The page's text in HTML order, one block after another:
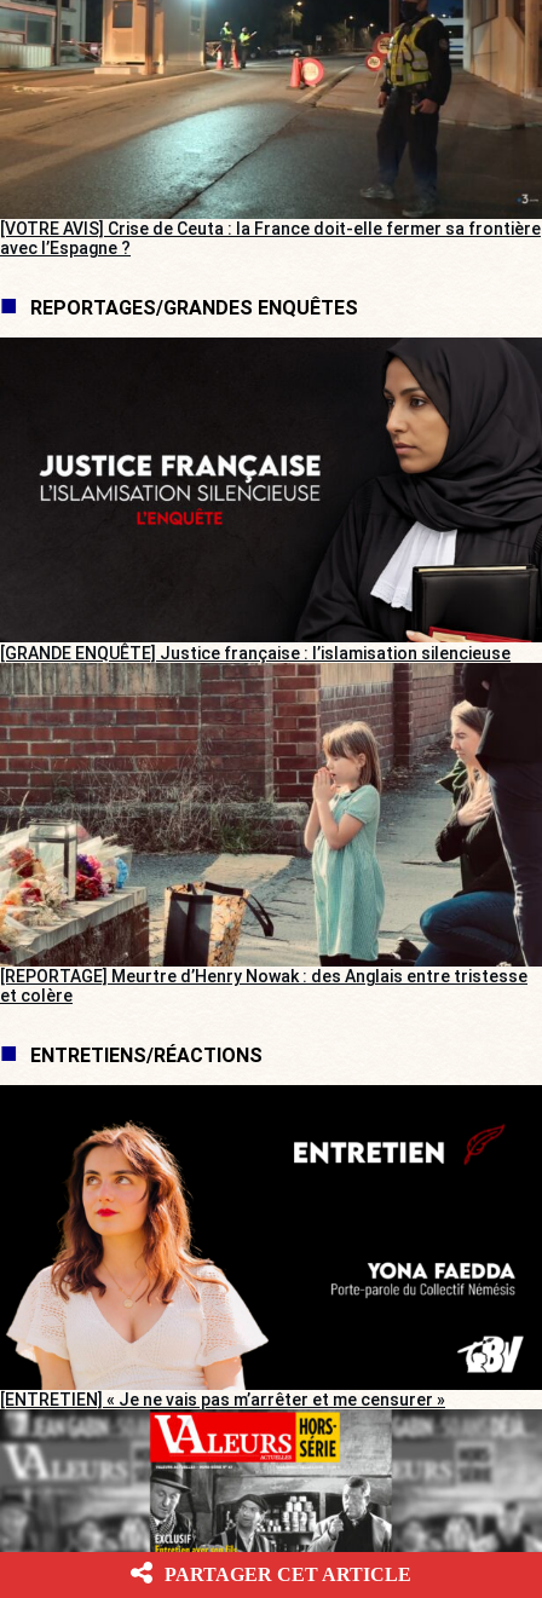
[VOTRE AVIS] Crise de Ceuta : la France doit-elle fermer sa frontière
avec l’Espagne ?
REPORTAGES/GRANDES ENQUÊTES
[GRANDE ENQUÊTE] Justice française : l’islamisation silencieuse
[REPORTAGE] Meurtre d’Henry Nowak : des Anglais entre tristesse
et colère
ENTRETIENS/RÉACTIONS
[ENTRETIEN] « Je ne vais pas m’arrêter et me censurer »
PARTAGER CET ARTICLE